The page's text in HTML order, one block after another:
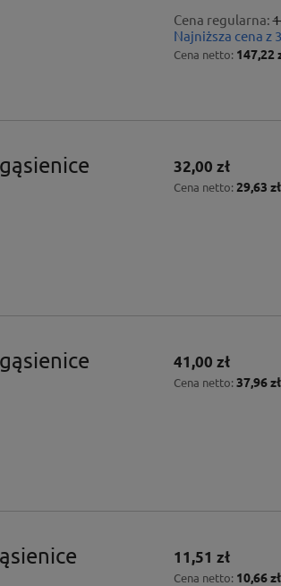
Cena regularna:
Najniższa cena z
Cena netto: 147,22
32,00 zł
Cena netto: 29,63 zł
41,00 zł
Cena netto: 37,96 zł
11,51 zł
Cena netto: 10,66 zł